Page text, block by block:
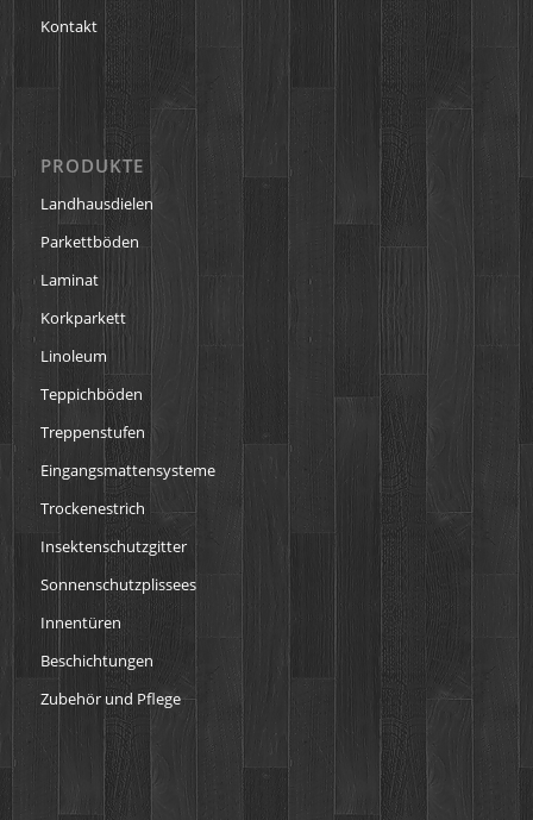
Kontakt
PRODUKTE
Landhausdielen
Parkettböden
Laminat
Korkparkett
Linoleum
Teppichböden
Treppenstufen
Eingangsmattensysteme
Trockenestrich
Insektenschutzgitter
Sonnenschutzplissees
Innentüren
Beschichtungen
Zubehör und Pflege